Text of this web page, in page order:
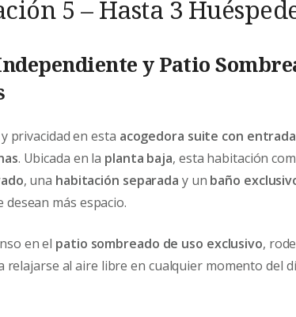
5 – Hasta 3
y Patio
privacidad en esta acogedora suite con
. Ubicada en la planta baja, esta habitación
, una habitación separada y un baño
más espacio.
en el patio sombreado de uso exclusivo,
al aire libre en cualquier momento del